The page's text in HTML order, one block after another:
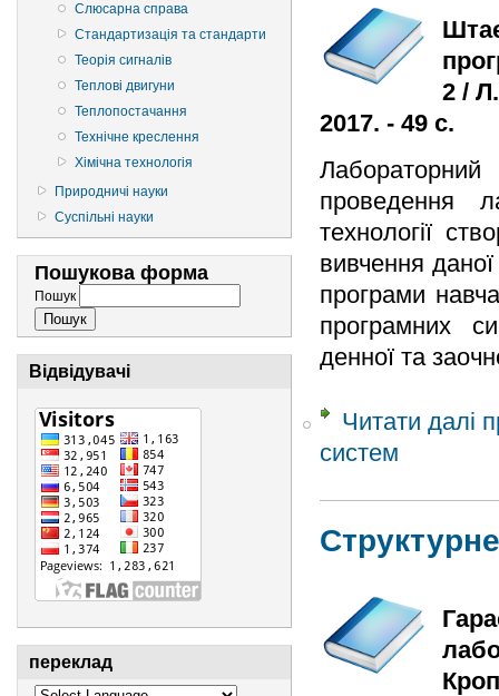
Слюсарна справа
Стандартизація та стандарти
Теорія сигналів
Теплові двигуни
Теплопостачання
Технічне креслення
Хімічна технологія
Природничі науки
Суспільні науки
Пошукова форма
Пошук
Відвідувачі
переклад
2 /
2017. - 49 с.
Лабораторний
проведення
технології
вивчення
програми
програмних
денної та
Читати далі
систем